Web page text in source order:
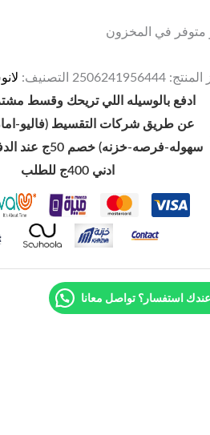
متوفر في المخزون
المنتج: 2506241956444 التصنيف:
ادفع بالوسيله اللي تريحك وقسط
عن طريق شركات التقسيط (فاليو-
سهوله-فرصه-خزنه)
ادني 400ج للطلب
عندك استفسار؟ تواصل معانا